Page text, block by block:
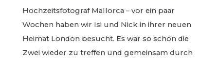
Hochzeitsfotograf Mallorca – vor ein paar
Wochen haben wir Isi und Nick in ihrer neuen
Heimat London besucht. Es war so schön die
Zwei wieder zu treffen und gemeinsam durch